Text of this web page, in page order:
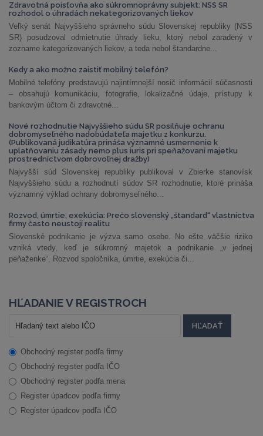
Zdravotná poisťovňa ako súkromnoprávny subjekt: NSS SR
rozhodol o úhradách nekategorizovaných liekov
Veľký senát Najvyššieho správneho súdu Slovenskej republiky (NSS
SR) posudzoval odmietnutie úhrady lieku, ktorý nebol zaradený v
zozname kategorizovaných liekov, a teda nebol štandardne...
Kedy a ako možno zaistiť mobilný telefón?
Mobilné telefóny predstavujú najintímnejší nosič informácií súčasnosti
– obsahujú komunikáciu, fotografie, lokalizačné údaje, prístupy k
bankovým účtom či zdravotné...
Nové rozhodnutie Najvyššieho súdu SR posilňuje ochranu
dobromyseľného nadobúdateľa majetku z konkurzu.
(Publikovaná judikatúra prináša významné usmernenie k
uplatňovaniu zásady nemo plus iuris pri speňažovaní majetku
prostredníctvom dobrovoľnej dražby)
Najvyšší súd Slovenskej republiky publikoval v Zbierke stanovísk
Najvyššieho súdu a rozhodnutí súdov SR rozhodnutie, ktoré prináša
významný výklad ochrany dobromyseľného...
Rozvod, úmrtie, exekúcia: Prečo slovenský „štandard“ vlastníctva
firmy často neustojí realitu
Slovenské podnikanie je výzva samo osebe. No ešte väčšie riziko
vzniká vtedy, keď je súkromný majetok a podnikanie „v jednej
peňaženke“. Rozvod spoločníka, úmrtie, exekúcia či...
HĽADANIE V REGISTROCH
Obchodný register podľa firmy
Obchodný register podľa IČO
Obchodný register podľa mena
Register úpadcov podľa firmy
Register úpadcov podľa IČO